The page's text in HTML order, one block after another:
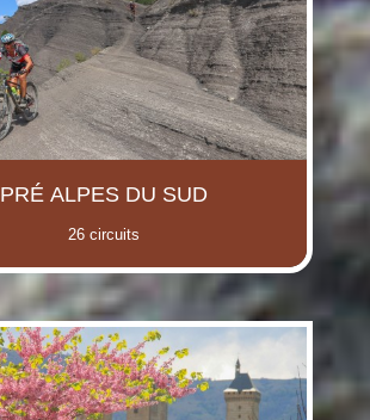
PRÉ ALPES DU SUD
26 circuits